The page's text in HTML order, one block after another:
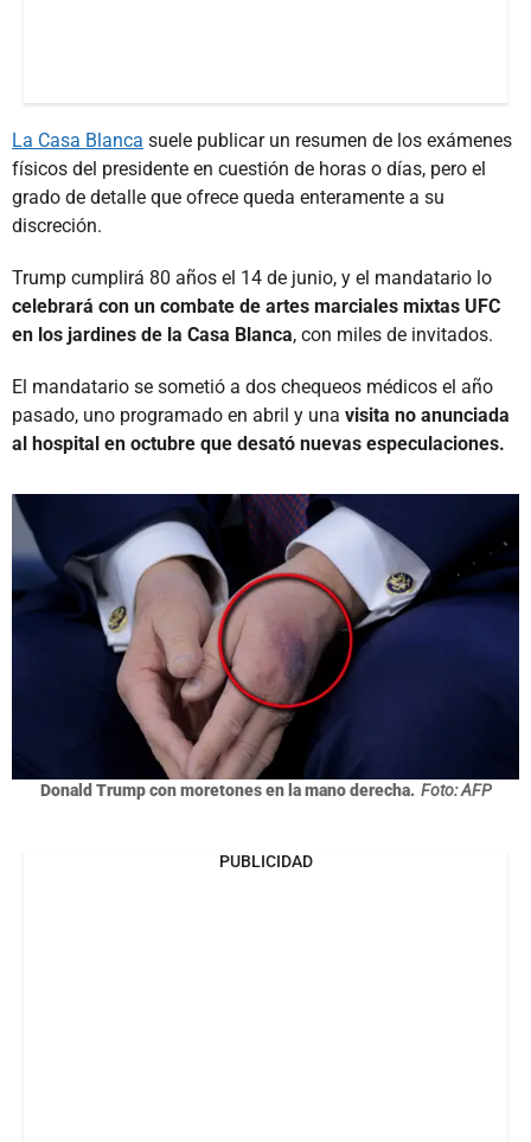
La Casa Blanca suele publicar un resumen de los exámenes
físicos del presidente en cuestión de horas o días, pero el
grado de detalle que ofrece queda enteramente a su
discreción.
Trump cumplirá 80 años el 14 de junio, y el mandatario lo
celebrará con un combate de artes marciales mixtas UFC
en los jardines de la Casa Blanca, con miles de invitados.
El mandatario se sometió a dos chequeos médicos el año
pasado, uno programado en abril y una visita no anunciada
al hospital en octubre que desató nuevas especulaciones.
Donald Trump con moretones en la mano derecha. Foto: AFP
PUBLICIDAD